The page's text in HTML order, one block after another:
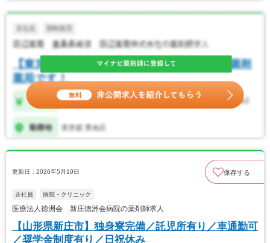
更新日：2026年5月19日 保存する
正社員 病院・クリニック
医療法人徳洲会 新庄徳洲会病院の薬剤師求人
【山形県新庄市】独身寮完備／託児所有り／車通勤可
／奨学金制度有り／日祝休み